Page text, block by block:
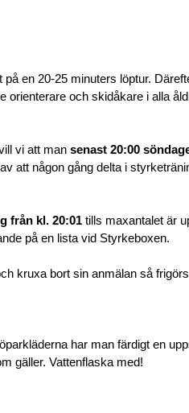
en 20-25 minuters löptur.
orienterare och skidåkare i alla
vi att man senast 20:00
att någon gång delta i
från kl. 20:01 tills maxantalet är
på en lista vid Styrkeboxen.
kruxa bort sin anmälan så
har man färdigt en
gäller. Vattenflaska med!